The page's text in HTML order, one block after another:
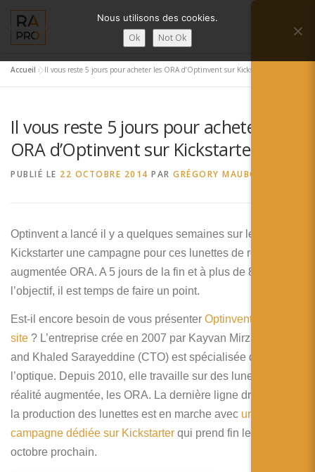
contenu
Menu
SERVICES RA’PRO ACTUALITÉ DE LA RA
Français
Deutsch
简体中文
Español
Accueil »Il vous reste 5 jours pour acheter les ORA d’Optinvent sur Kickstarter
Il vous reste 5 jours pour acheter les
ORA d’Optinvent sur Kickstarter
PUBLIÉ LE 22 OCTOBRE 2014 PAR GRÉGORY MAUBON
Optinvent a lancé il y a quelques semaines sur le site
Kickstarter une campagne pour ces lunettes de réalité
augmentée ORA. A 5 jours de la fin et à plus de 80% de
l’objectif, il est temps de faire un point.
Est-il encore besoin de vous présenter Optinvent sur ce
site ? L’entreprise crée en 2007 par Kayvan Mirza (CEO)
and Khaled Sarayeddine (CTO) est spécialisée dans
l’optique. Depuis 2010, elle travaille sur des lunettes de
réalité augmentée, les ORA. La dernière ligne droite dans
la production des lunettes est en marche avec une
campagne dédiée sur Kickstarter qui prend fin le 28
octobre prochain.
Nous utilisons des cookies.
Ok Not Ok